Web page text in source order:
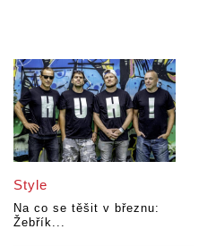
Style
Na co se těšit v březnu:
Žebřík...